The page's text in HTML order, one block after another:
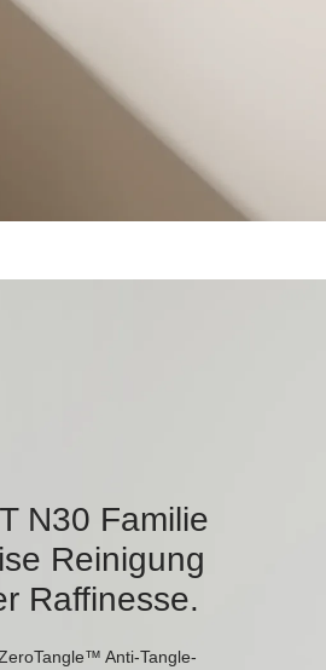
N30 Familie
Reinigung
Raffinesse.
Anti-Tangle-